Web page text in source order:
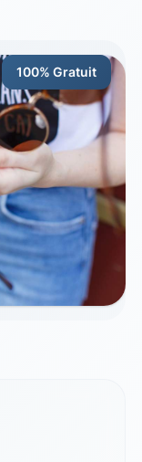
100% Gratuit